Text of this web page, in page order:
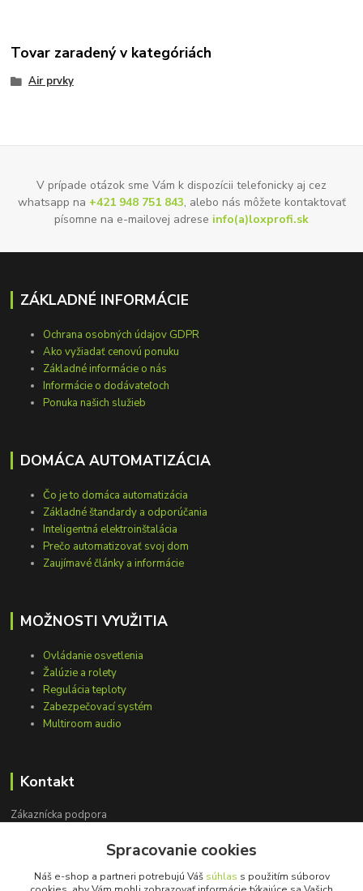
Tovar zaradený v kategóriách
Air prvky
V prípade otázok sme Vám k dispozícii telefonicky aj cez
whatsapp na +421 948 751 843, alebo nás môžete kontaktovať
písomne na e-mailovej adrese info(a)loxprofi.sk
ZÁKLADNÉ INFORMÁCIE
Ochrana osobných údajov GDPR
Ako vyžiadať cenovú ponuku
Základné informácie o nás
Informácie o dodávateľoch
Ponuka našich služieb
DOMÁCA AUTOMATIZÁCIA
Čo je to domáca automatizácia
Základné štandardy a odporúčania
Inteligentná elektroinštalácia
Prečo automatizovať svoj dom
Zaujímavé články a informácie
MOŽNOSTI VYUŽITIA
Ovládanie osvetlenia
Žalúzie a rolety
Regulácia teploty
Zabezpečovací systém
Multiroom audio
Kontakt
Zákaznícka podpora
info@loxprofi.sk
Spracovanie cookies
Náš e-shop a partneri potrebujú Váš súhlas s použitím súborov